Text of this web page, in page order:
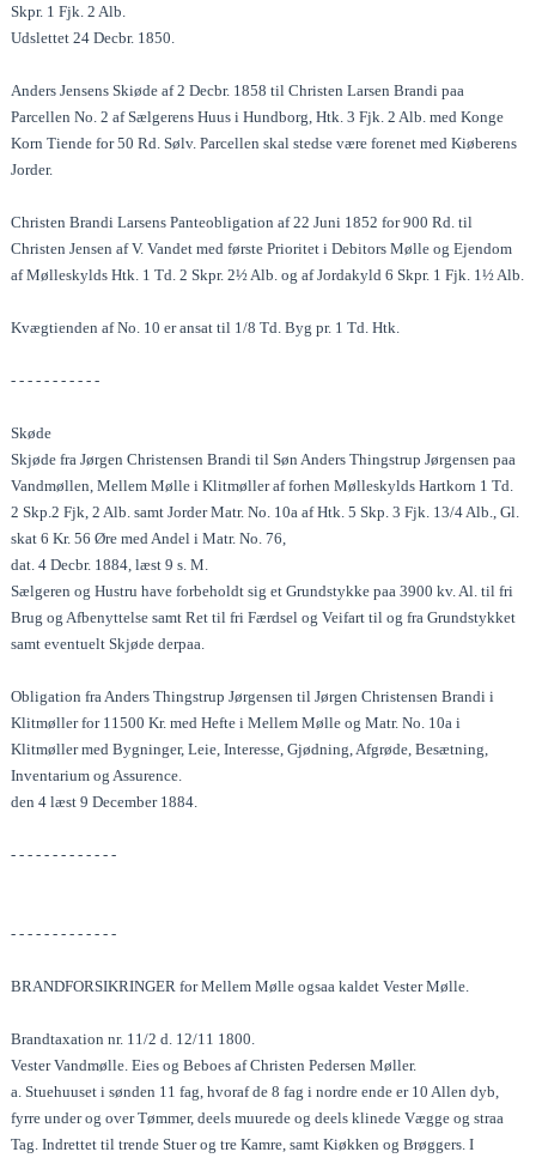
Skpr. 1 Fjk. 2 Alb.
Udslettet 24 Decbr. 1850.
Anders Jensens Skiøde af 2 Decbr. 1858 til Christen Larsen Brandi paa
Parcellen No. 2 af Sælgerens Huus i Hundborg, Htk. 3 Fjk. 2 Alb. med Konge
Korn Tiende for 50 Rd. Sølv. Parcellen skal stedse være forenet med Kiøberens
Jorder.
Christen Brandi Larsens Panteobligation af 22 Juni 1852 for 900 Rd. til
Christen Jensen af V. Vandet med første Prioritet i Debitors Mølle og Ejendom
af Mølleskylds Htk. 1 Td. 2 Skpr. 2½ Alb. og af Jordakyld 6 Skpr. 1 Fjk. 1½ Alb.
Kvægtienden af No. 10 er ansat til 1/8 Td. Byg pr. 1 Td. Htk.
- - - - - - - - - - -
Skøde
Skjøde fra Jørgen Christensen Brandi til Søn Anders Thingstrup Jørgensen paa
Vandmøllen, Mellem Mølle i Klitmøller af forhen Mølleskylds Hartkorn 1 Td.
2 Skp.2 Fjk, 2 Alb. samt Jorder Matr. No. 10a af Htk. 5 Skp. 3 Fjk. 13/4 Alb., Gl.
skat 6 Kr. 56 Øre med Andel i Matr. No. 76,
dat. 4 Decbr. 1884, læst 9 s. M.
Sælgeren og Hustru have forbeholdt sig et Grundstykke paa 3900 kv. Al. til fri
Brug og Afbenyttelse samt Ret til fri Færdsel og Veifart til og fra Grundstykket
samt eventuelt Skjøde derpaa.
Obligation fra Anders Thingstrup Jørgensen til Jørgen Christensen Brandi i
Klitmøller for 11500 Kr. med Hefte i Mellem Mølle og Matr. No. 10a i
Klitmøller med Bygninger, Leie, Interesse, Gjødning, Afgrøde, Besætning,
Inventarium og Assurence.
den 4 læst 9 December 1884.
- - - - - - - - - - - - -
- - - - - - - - - - - - -
BRANDFORSIKRINGER for Mellem Mølle ogsaa kaldet Vester Mølle.
Brandtaxation nr. 11/2 d. 12/11 1800.
Vester Vandmølle. Eies og Beboes af Christen Pedersen Møller.
a. Stuehuuset i sønden 11 fag, hvoraf de 8 fag i nordre ende er 10 Allen dyb,
fyrre under og over Tømmer, deels muurede og deels klinede Vægge og straa
Tag. Indrettet til trende Stuer og tre Kamre, samt Kiøkken og Brøggers. I